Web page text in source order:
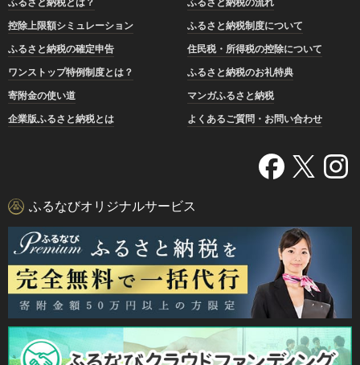
控除上限額シミュレーション
ふるさと納税制度について
ふるさと納税の確定申告
住民税・所得税の控除について
ワンストップ特例制度とは？
ふるさと納税のお礼特典
寄附金の使い道
マンガふるさと納税
企業版ふるさと納税とは
よくあるご質問・お問い合わせ
ふるなびオリジナルサービス